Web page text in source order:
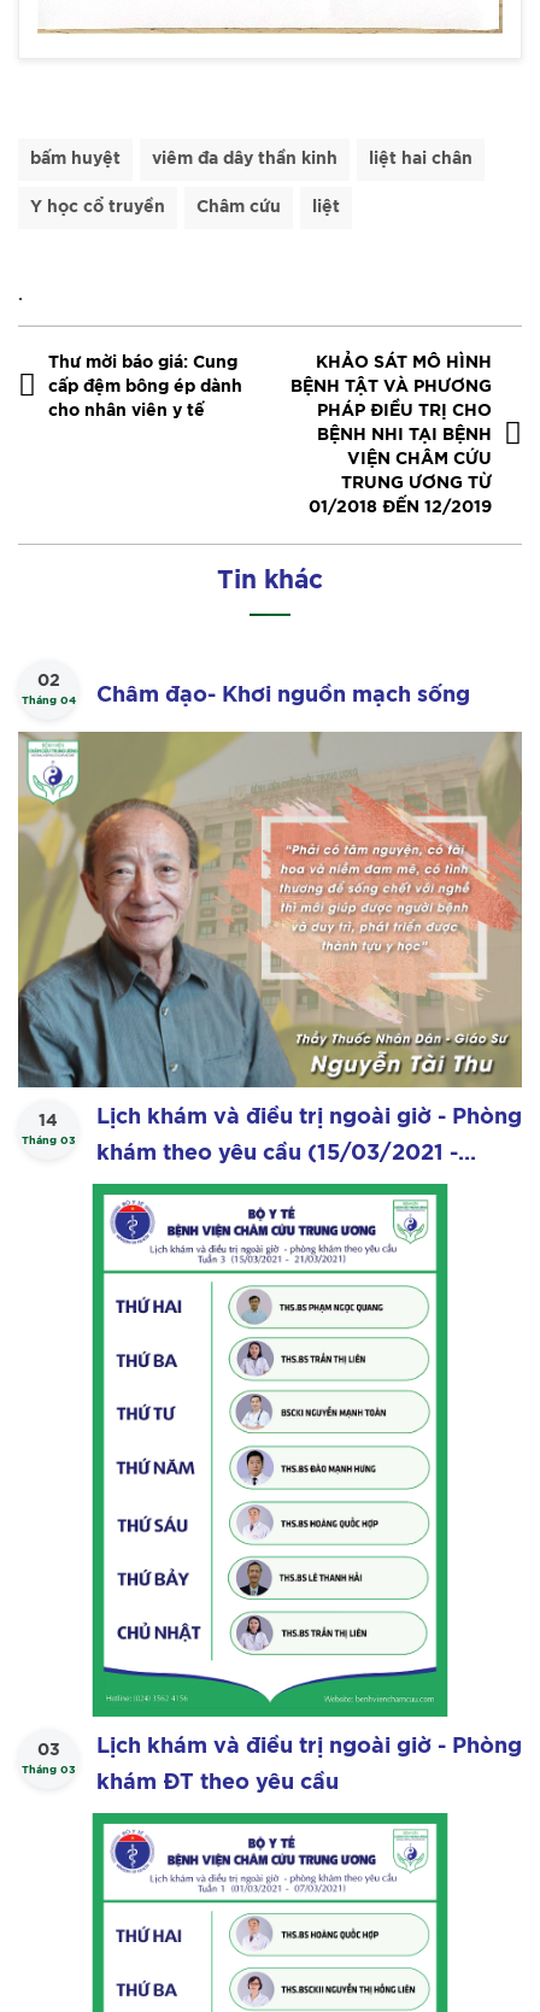
bấm huyệt viêm đa dây thần kinh liệt hai chân
Y học cổ truyền Châm cứu liệt
.
Thư mời báo giá: Cung
cấp đệm bông ép dành
cho nhân viên y tế
KHẢO SÁT MÔ HÌNH
BỆNH TẬT VÀ PHƯƠNG
PHÁP ĐIỀU TRỊ CHO
BỆNH NHI TẠI BỆNH
VIỆN CHÂM CỨU
TRUNG ƯƠNG TỪ
01/2018 ĐẾN 12/2019
Tin khác
02
Tháng 04 Châm đạo- Khơi nguồn mạch sống
14
Tháng 03
Lịch khám và điều trị ngoài giờ - Phòng
khám theo yêu cầu (15/03/2021 -
21/03/2021)
03
Tháng 03
Lịch khám và điều trị ngoài giờ - Phòng
khám ĐT theo yêu cầu